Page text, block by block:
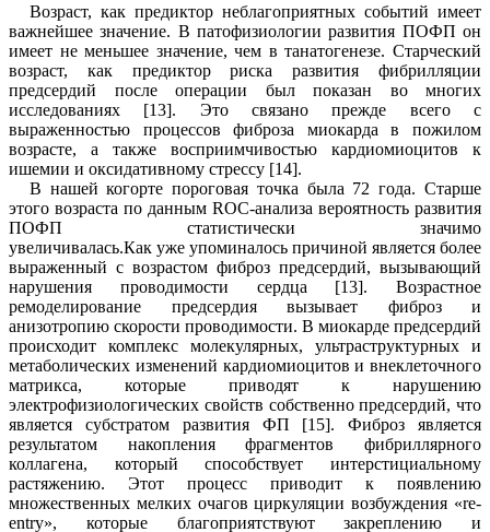
Возраст, как предиктор неблагоприятных событий имеет
важнейшее значение. В патофизиологии развития ПОФП он
имеет не меньшее значение, чем в танатогенезе. Старческий
возраст, как предиктор риска развития фибрилляции
предсердий после операции был показан во многих
исследованиях [13]. Это связано прежде всего с
выраженностью процессов фиброза миокарда в пожилом
возрасте, а также восприимчивостью кардиомиоцитов к
ишемии и оксидативному стрессу [14].
В нашей когорте пороговая точка была 72 года. Старше
этого возраста по данным ROC-анализа вероятность развития
ПОФП статистически значимо
увеличивалась.Как уже упоминалось причиной является более
выраженный с возрастом фиброз предсердий, вызывающий
нарушения проводимости сердца [13]. Возрастное
ремоделирование предсердия вызывает фиброз и
анизотропию скорости проводимости. В миокарде предсердий
происходит комплекс молекулярных, ультраструктурных и
метаболических изменений кардиомиоцитов и внеклеточного
матрикса, которые приводят к нарушению
электрофизиологических свойств собственно предсердий, что
является субстратом развития ФП [15]. Фиброз является
результатом накопления фрагментов фибриллярного
коллагена, который способствует интерстициальному
растяжению. Этот процесс приводит к появлению
множественных мелких очагов циркуляции возбуждения «re-
entry», которые благоприятствуют закреплению и